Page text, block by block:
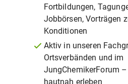
Fortbildungen,
Jobbörsen, Vorträgen
Konditionen
Aktiv in unseren
Ortsverbänden und im
JungChemikerForum
hautnah erleben